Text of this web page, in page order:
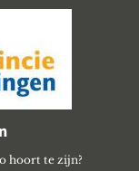
hoort te zijn?